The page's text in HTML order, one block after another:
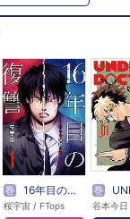
巻 16年目の復讐～奴らを地獄に送るまで【電子単行本版】
桜宇宙 / FTops
巻
谷本今日